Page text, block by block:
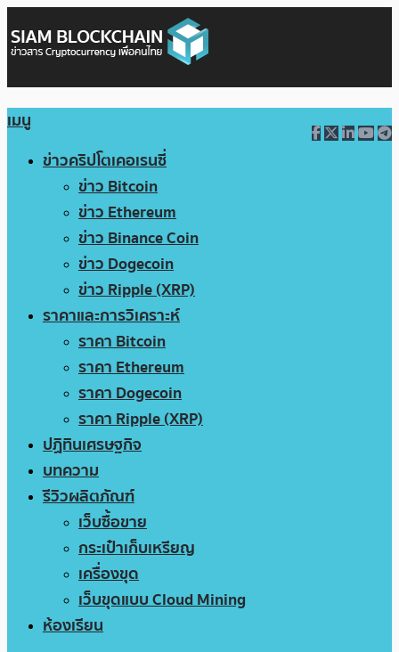
เมนู
ข่าวคริปโตเคอเรนซี่
ข่าว Bitcoin
ข่าว Ethereum
ข่าว Binance Coin
ข่าว Dogecoin
ข่าว Ripple (XRP)
ราคาและการวิเคราะห์
ราคา Bitcoin
ราคา Ethereum
ราคา Dogecoin
ราคา Ripple (XRP)
ปฏิทินเศรษฐกิจ
บทความ
รีวิวผลิตภัณฑ์
เว็บซื้อขาย
กระเป๋าเก็บเหรียญ
เครื่องขุด
เว็บขุดแบบ Cloud Mining
ห้องเรียน